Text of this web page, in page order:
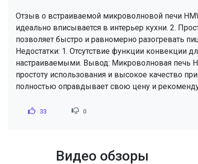
Отзыв о встраиваемой микроволновой печи
идеально вписывается в интерьер кухни. 2.
позволяет быстро и равномерно разогревать
Недостатки: 1. Отсутствие функции
настраиваемыми. Вывод: Микроволновая печь
простоту использования и высокое качество
полностью оправдывает свою цену и
33 0
Видео обзоры